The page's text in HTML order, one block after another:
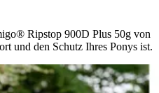
Ripstop 900D Plus 50g von
und den Schutz Ihres Ponys ist.